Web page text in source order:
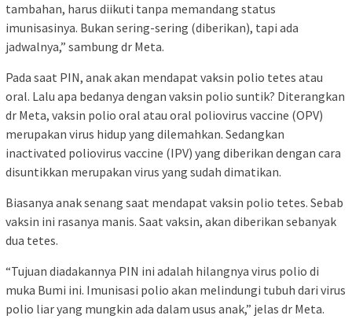
tambahan, harus diikuti tanpa memandang status
imunisasinya. Bukan sering-sering (diberikan), tapi ada
jadwalnya,” sambung dr Meta.
Pada saat PIN, anak akan mendapat vaksin polio tetes atau
oral. Lalu apa bedanya dengan vaksin polio suntik? Diterangkan
dr Meta, vaksin polio oral atau oral poliovirus vaccine (OPV)
merupakan virus hidup yang dilemahkan. Sedangkan
inactivated poliovirus vaccine (IPV) yang diberikan dengan cara
disuntikkan merupakan virus yang sudah dimatikan.
Biasanya anak senang saat mendapat vaksin polio tetes. Sebab
vaksin ini rasanya manis. Saat vaksin, akan diberikan sebanyak
dua tetes.
“Tujuan diadakannya PIN ini adalah hilangnya virus polio di
muka Bumi ini. Imunisasi polio akan melindungi tubuh dari virus
polio liar yang mungkin ada dalam usus anak,” jelas dr Meta.